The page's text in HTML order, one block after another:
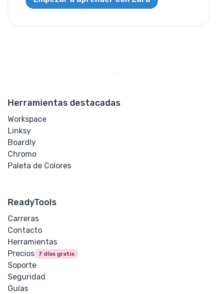
Tamaño de
Espaciado de
Letras
Ajuste de
Tamaño de
Tabulación
Alineación de
Texto
Decoración de
Texto
Herramientas destacadas
Workspace
Linksy
Boardly
Chromo
Paleta de Colores
ReadyTools
Carreras
Contacto
Herramientas
Precios
7 días gratis
Soporte
Seguridad
Guías